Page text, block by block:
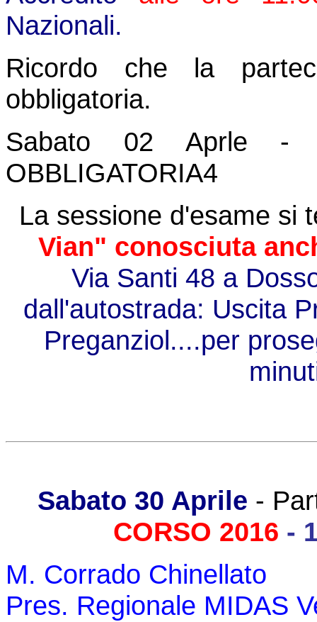
Nazionali.
Ricordo che la
obbligatoria.
Sabato 02 Aprle
OBBLIGATORIA4
La sessione d'esame si
Vian" conosciuta
Via Santi 48 a
dall'autostrada: Uscita
Preganziol....per
Sabato 30 Aprile -
CORSO 2016 -
M. Corrado Chinellato
Pres. Regionale MIDAS